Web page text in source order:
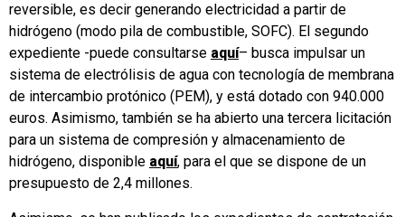
reversible, es decir generando electricidad a partir de
hidrógeno (modo pila de combustible, SOFC). El segundo
expediente -puede consultarse aquí– busca impulsar un
sistema de electrólisis de agua con tecnología de membrana
de intercambio protónico (PEM), y está dotado con 940.000
euros. Asimismo, también se ha abierto una tercera licitación
para un sistema de compresión y almacenamiento de
hidrógeno, disponible aquí, para el que se dispone de un
presupuesto de 2,4 millones.